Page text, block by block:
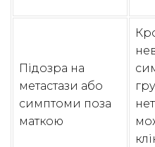
Підозра на
метастази або
симптоми поза
маткою